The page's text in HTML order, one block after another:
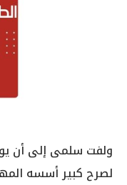
ولفت سلمى إلى أن